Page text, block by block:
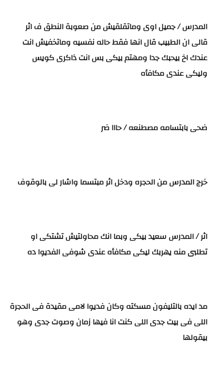
المدرس / جميل اوى وماتقلقيش من صعوبة النطق ف اثر
قالى ان الطبيب قال انها فقط حاله نفسيه وماتخفيش انت
عندك اخ بيحبك جدا ومهتم بيكى بس انت ذاكرى كويس
وليكى عندى مكافأه
ضحى بابتسامه مصطنعه / حااا ضر
خرج المدرس من الحجره ودخل اثر مبتسما واشار لى بالوقوف
اثر / المدرس سعيد بيكى وبما انك محاولتيش تشتكى او
تطلبى منه يهربك ليكى مكافأه عندى شوفى الفديوا ده
مد ايده بالتليفون مسكته وكان فديوا لامى مقيدة فى الحجرة
اللى فى بيت جدى اللى كنت انا فيها زمان وصوت جدى وهو
بيقولها